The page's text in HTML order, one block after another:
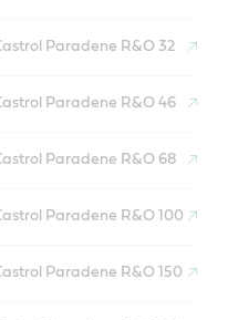
Paradene R&O 32
Paradene R&O 46
Paradene R&O 68
Paradene R&O 100
Paradene R&O 150